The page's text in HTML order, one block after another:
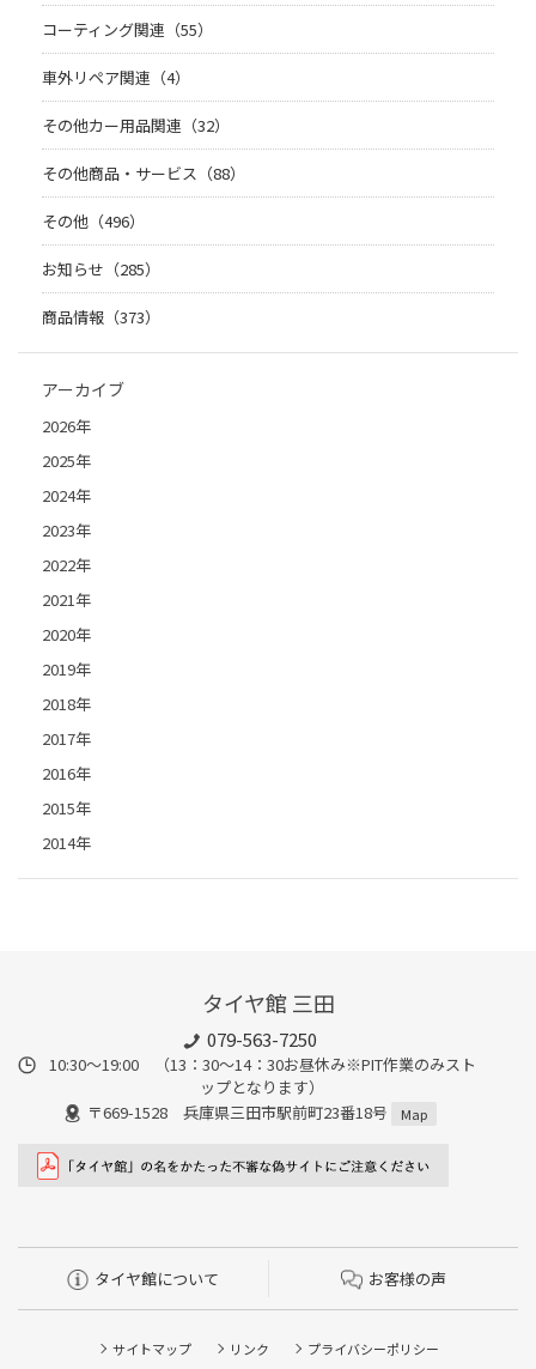
コーティング関連（55）
車外リペア関連（4）
その他カー用品関連（32）
その他商品・サービス（88）
その他（496）
お知らせ（285）
商品情報（373）
アーカイブ
2026年
2025年
2024年
2023年
2022年
2021年
2020年
2019年
2018年
2017年
2016年
2015年
2014年
タイヤ館 三田
079-563-7250
10:30～19:00 （13：30～14：30お昼休み※PIT作業のみスト
ップとなります）
〒669-1528 兵庫県三田市駅前町23番18号
Map
タイヤ館について お客様の声
サイトマップ リンク
プライバシーポリシー